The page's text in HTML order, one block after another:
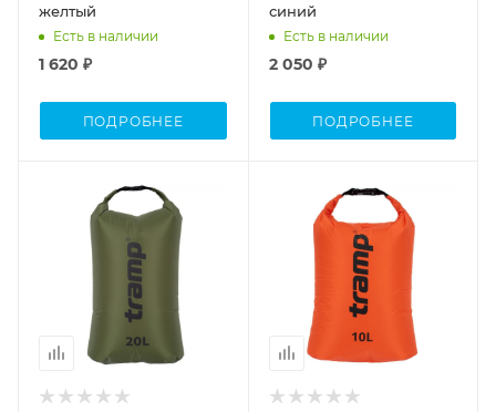
желтый
Есть в наличии
1 620 ₽
ПОДРОБНЕЕ
синий
Есть в наличии
2 050 ₽
ПОДРОБНЕЕ